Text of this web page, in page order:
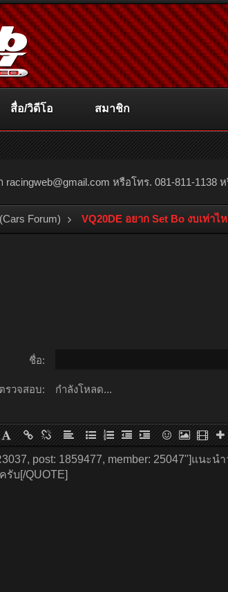
racingweb@gmail.com หรือโทร. 081-811-1138
Forum) VQ20DE อยาก Set Bo งบเท่าไ
ชื่อ:
รวจสอบ: กำลังโหลด...
สื่อ/วิดีโอ สมาชิก